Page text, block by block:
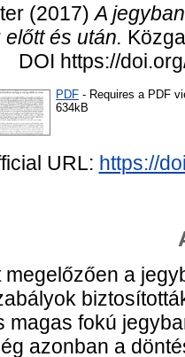
(2017)A
és után.
DOI https://
PDF - Requires a PDF
634kB
URL: https://
megelőzően a
magas fokú
azonban a